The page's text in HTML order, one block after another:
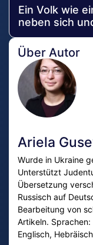
Ein Volk wie
neben sich
Über Autor
Ariela
Wurde in Ukraine
Unterstützt
Übersetzung
Russisch auf
Bearbeitung von
Artikeln. Sprachen:
Englisch,